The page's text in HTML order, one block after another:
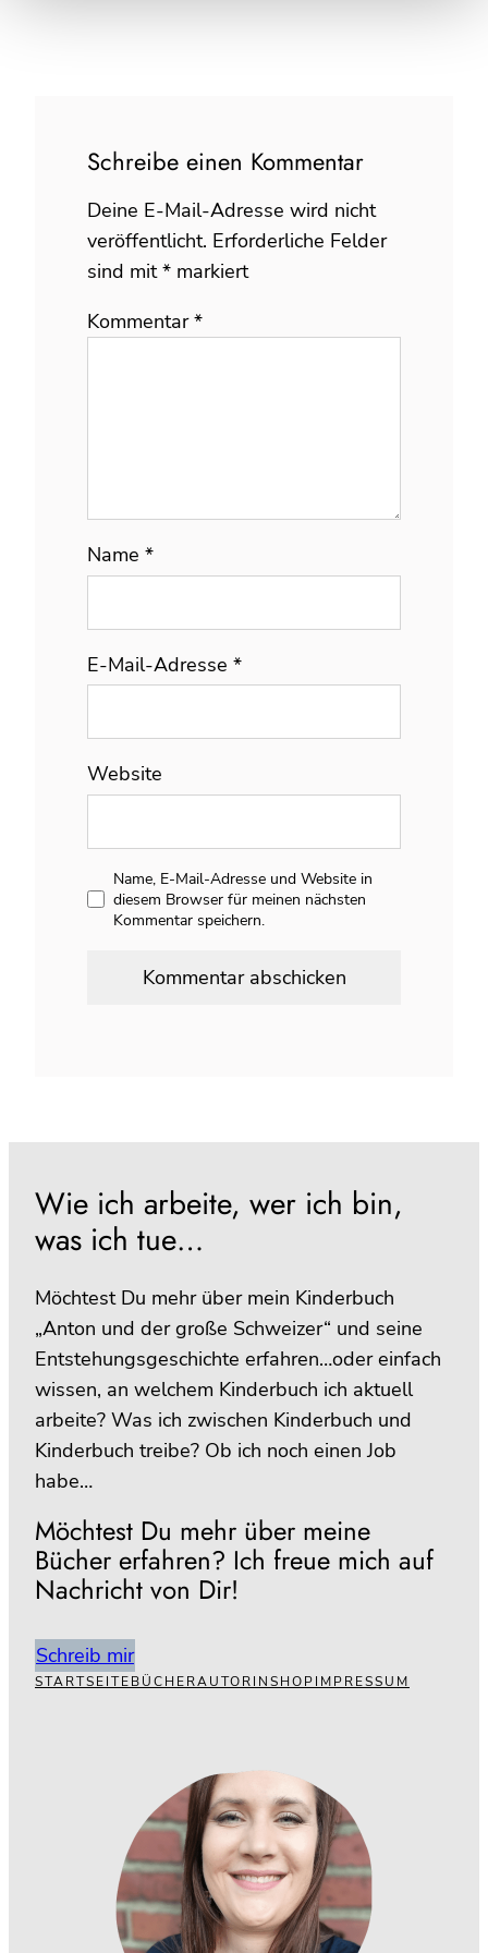
Schreibe einen Kommentar
Deine E-Mail-Adresse wird nicht
veröffentlicht. Erforderliche Felder
sind mit* markiert
Kommentar*
Name *
E-Mail-Adresse *
Website
Name, E-Mail-Adresse und Website in
diesem Browser für meinen nächsten
Kommentar speichern.
Wie ich arbeite, wer ich bin,
was ich tue…
Möchtest Du mehr über mein Kinderbuch
„Anton und der große Schweizer“ und seine
Entstehungsgeschichte erfahren…oder einfach
wissen, an welchem Kinderbuch ich aktuell
arbeite? Was ich zwischen Kinderbuch und
Kinderbuch treibe? Ob ich noch einen Job
habe…
Möchtest Du mehr über meine
Bücher erfahren? Ich freue mich auf
Nachricht von Dir!
Schreib mir
STARTSEITEBÜCHERAUTORINSHOPIMPRESSUM